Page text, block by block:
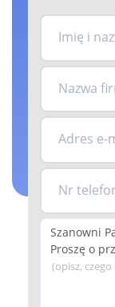
Imię i
Nazwa
Adres e-
Nr
(opisz,